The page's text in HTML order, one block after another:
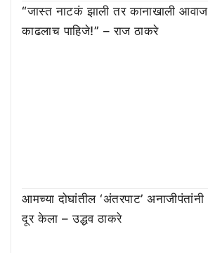
“जास्त नाटकं झाली तर कानाखाली आवाज
काढलाच पाहिजे!” – राज ठाकरे
आमच्या दोघांतील ‘अंतरपाट’ अनाजीपंतांनी
दूर केला – उद्धव ठाकरे